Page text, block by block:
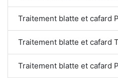
Traitement blatte et cafard
Traitement blatte et cafard
Traitement blatte et cafard